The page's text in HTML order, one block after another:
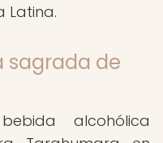
Latina.
sagrada de
alcohólica